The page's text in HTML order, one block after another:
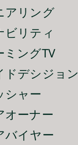
アリング
ビリティ
ミングTV
ドデシジョン
シャー
オーナー
バイヤー